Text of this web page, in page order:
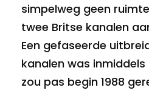
simpelweg geen
twee Britse kanalen
Een gefaseerde
kanalen was
zou pas begin 1988